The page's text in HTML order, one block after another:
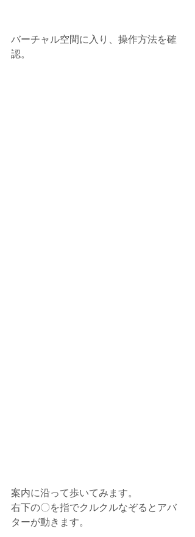
バーチャル空間に入り、操作方法を確
認。
案内に沿って歩いてみます。
右下の〇を指でクルクルなぞるとアバ
ターが動きます。